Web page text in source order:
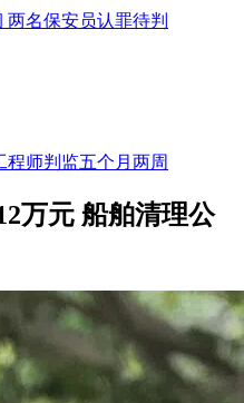
名保安员认罪待判
师判监五个月两周
万元 船舶清理公